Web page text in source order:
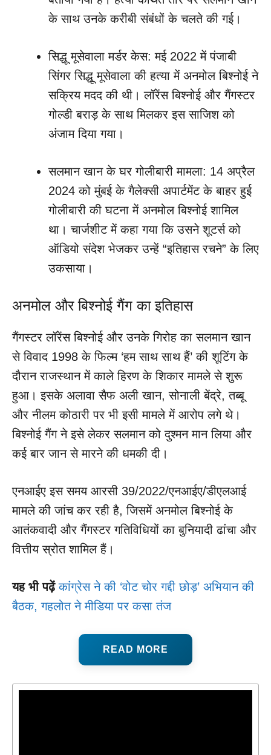
के साथ उनके करीबी संबंधों के चलते की गई।
सिद्धू मूसेवाला मर्डर केस: मई 2022 में पंजाबी
सिंगर सिद्धू मूसेवाला की हत्या में अनमोल बिश्नोई ने
सक्रिय मदद की थी। लॉरेंस बिश्नोई और गैंगस्टर
गोल्डी बराड़ के साथ मिलकर इस साजिश को
अंजाम दिया गया।
सलमान खान के घर गोलीबारी मामला: 14 अप्रैल
2024 को मुंबई के गैलेक्सी अपार्टमेंट के बाहर हुई
गोलीबारी की घटना में अनमोल बिश्नोई शामिल
था। चार्जशीट में कहा गया कि उसने शूटर्स को
ऑडियो संदेश भेजकर उन्हें “इतिहास रचने” के लिए
उकसाया।
अनमोल और बिश्नोई गैंग का इतिहास
गैंगस्टर लॉरेंस बिश्नोई और उनके गिरोह का सलमान खान
से विवाद 1998 के फिल्म ‘हम साथ साथ हैं’ की शूटिंग के
दौरान राजस्थान में काले हिरण के शिकार मामले से शुरू
हुआ। इसके अलावा सैफ अली खान, सोनाली बेंद्रे, तब्बू
और नीलम कोठारी पर भी इसी मामले में आरोप लगे थे।
बिश्नोई गैंग ने इसे लेकर सलमान को दुश्मन मान लिया और
कई बार जान से मारने की धमकी दी।
एनआईए इस समय आरसी 39/2022/एनआईए/डीएलआई
मामले की जांच कर रही है, जिसमें अनमोल बिश्नोई के
आतंकवादी और गैंगस्टर गतिविधियों का बुनियादी ढांचा और
वित्तीय स्रोत शामिल हैं।
यह भी पढ़ें कांग्रेस ने की ‘वोट चोर गद्दी छोड़’ अभियान की
बैठक, गहलोत ने मीडिया पर कसा तंज
READ MORE